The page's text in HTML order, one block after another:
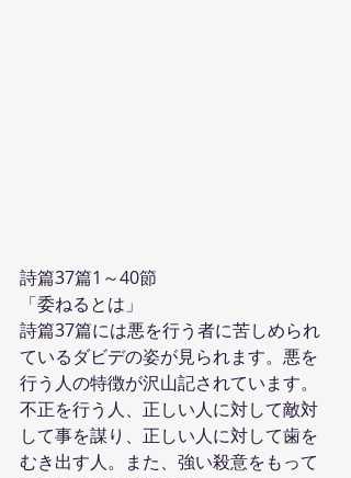
詩篇37篇1～40節
「委ねるとは」
詩篇37篇には悪を行う者に苦しめられ
ているダビデの姿が見られます。悪を
行う人の特徴が沢山記されています。
不正を行う人、正しい人に対して敵対
して事を謀り、正しい人に対して歯を
むき出す人。また、強い殺意をもって